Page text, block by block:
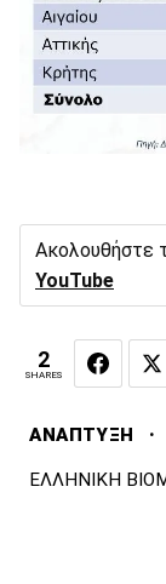
Ακολουθήστε
YouTube
2
SHARES
ΑΝΑΠΤΥΞΗ ·
ΕΛΛΗΝΙΚΗ